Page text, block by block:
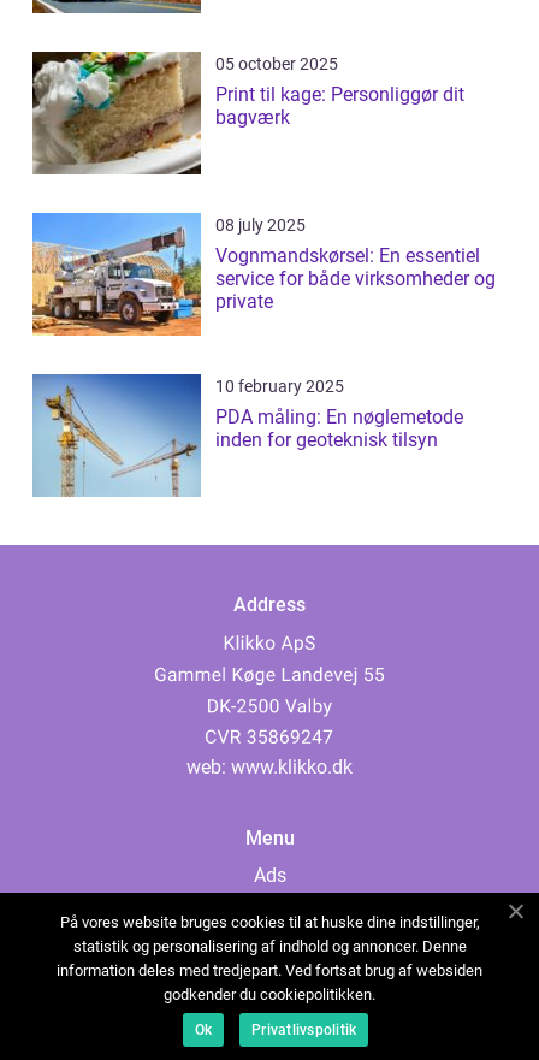
05 october 2025
Print til kage: Personliggør dit
bagværk
08 july 2025
Vognmandskørsel: En essentiel
service for både virksomheder og
private
10 february 2025
PDA måling: En nøglemetode
inden for geoteknisk tilsyn
Address
web: www.klikko.dk
Menu
Ads
Cookies
Contact
Sitemap
På vores website bruges cookies til at huske dine indstillinger,
statistik og personalisering af indhold og annoncer. Denne
information deles med tredjepart. Ved fortsat brug af websiden
godkender du cookiepolitikken.
Ok Privatlivspolitik